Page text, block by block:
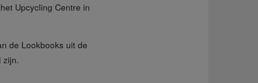
Upcycling Centre in
de Lookbooks uit de
zijn.